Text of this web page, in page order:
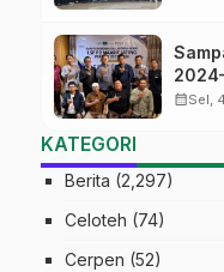
calendar_monthSel,
KATEGORI
Berita (2,297)
Celoteh (74)
Cerpen (52)